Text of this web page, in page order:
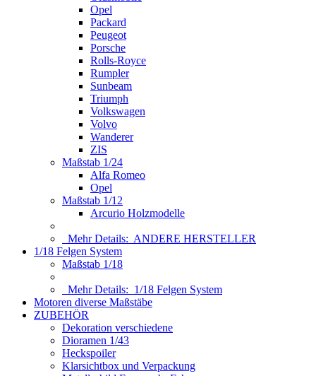
Opel
Packard
Peugeot
Porsche
Rolls-Royce
Rumpler
Sunbeam
Triumph
Volkswagen
Volvo
Wanderer
ZIS
Maßstab 1/24
Alfa Romeo
Opel
Maßstab 1/12
Arcurio Holzmodelle
Mehr Details: ANDERE HERSTELLER
1/18 Felgen System
Maßstab 1/18
Mehr Details: 1/18 Felgen System
Motoren diverse Maßstäbe
ZUBEHÖR
Dekoration verschiedene
Dioramen 1/43
Heckspoiler
Klarsichtbox und Verpackung